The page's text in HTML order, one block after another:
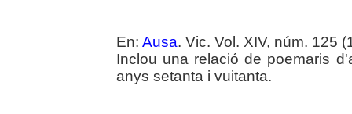
En: Ausa. Vic. Vol. XIV, núm. 125
Inclou una relació de poemaris
anys setanta i vuitanta.